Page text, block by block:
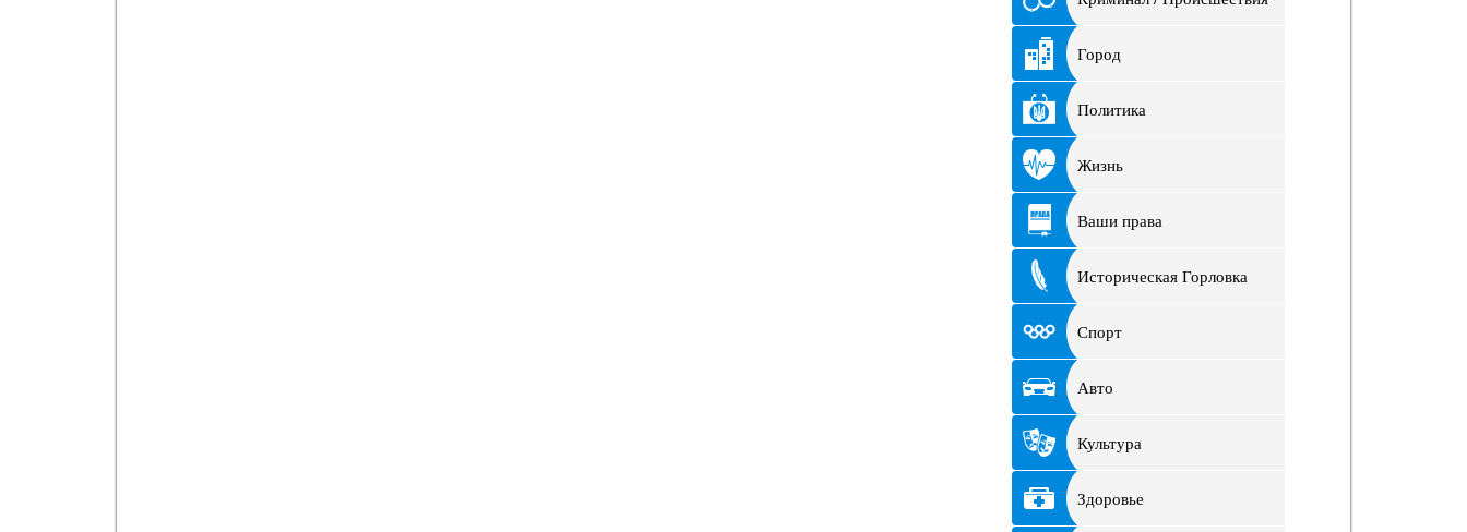
Город
Политика
Жизнь
Ваши права
Историческая Горловка
Спорт
Авто
Культура
Здоровье